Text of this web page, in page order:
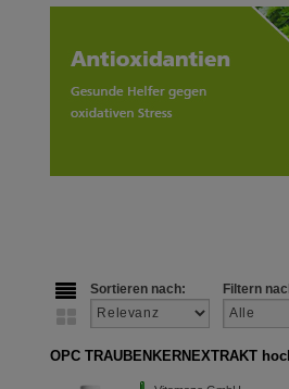
Sortieren nach:
Filtern
OPC TRAUBENKERNEXTRAKT